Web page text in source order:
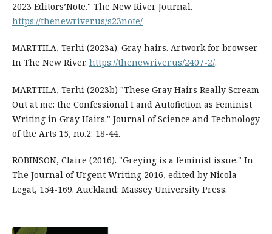
2023 Editors’Note." The New River Journal.
https://thenewriver.us/s23note/
MARTTILA, Terhi (2023a). Gray hairs. Artwork for browser.
In The New River. https://thenewriver.us/2407-2/.
MARTTILA, Terhi (2023b) "These Gray Hairs Really Scream
Out at me: the Confessional I and Autofiction as Feminist
Writing in Gray Hairs." Journal of Science and Technology
of the Arts 15, no.2: 18-44.
ROBINSON, Claire (2016). "Greying is a feminist issue." In
The Journal of Urgent Writing 2016, edited by Nicola
Legat, 154-169. Auckland: Massey University Press.